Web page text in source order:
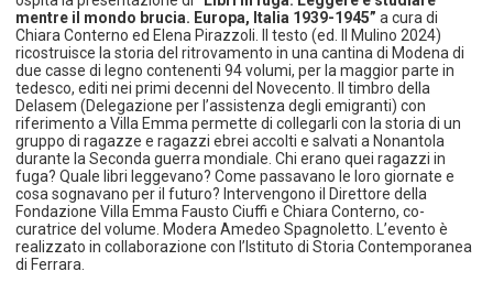
mentre il mondo brucia. Europa, Italia 1939-1945” a cura di
Chiara Conterno ed Elena Pirazzoli. Il testo (ed. Il Mulino 2024)
ricostruisce la storia del ritrovamento in una cantina di Modena di
due casse di legno contenenti 94 volumi, per la maggior parte in
tedesco, editi nei primi decenni del Novecento. Il timbro della
Delasem (Delegazione per l’assistenza degli emigranti) con
riferimento a Villa Emma permette di collegarli con la storia di un
gruppo di ragazze e ragazzi ebrei accolti e salvati a Nonantola
durante la Seconda guerra mondiale. Chi erano quei ragazzi in
fuga? Quale libri leggevano? Come passavano le loro giornate e
cosa sognavano per il futuro? Intervengono il Direttore della
Fondazione Villa Emma Fausto Ciuffi e Chiara Conterno, co-
curatrice del volume. Modera Amedeo Spagnoletto. L’evento è
realizzato in collaborazione con l’Istituto di Storia Contemporanea
di Ferrara.